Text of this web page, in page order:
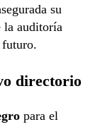
su
la auditoría
futuro.
directorio
para el